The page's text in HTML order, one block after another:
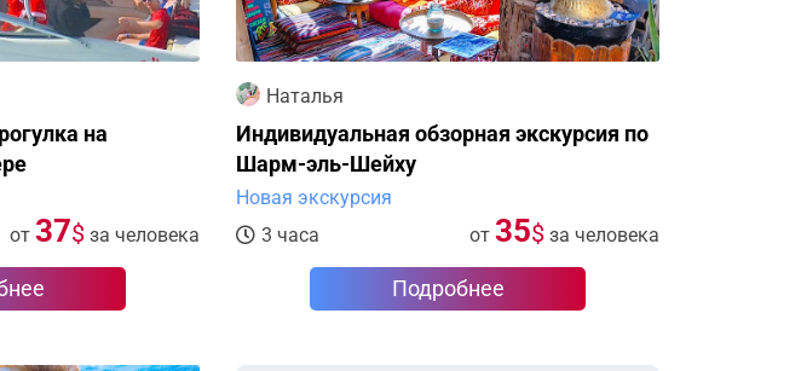
на
от 37$ за человека
Наталья
Индивидуальная обзорная экскурсия по
Шарм-эль-Шейху
Новая экскурсия
3 часа
от 35$ за человека
Подробнее